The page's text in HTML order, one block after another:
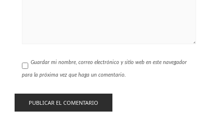
Guardar mi nombre, correo electrónico y sitio web en este navegador
para la próxima vez que haga un comentario.